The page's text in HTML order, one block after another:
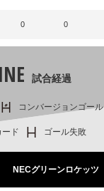
0 0
試合経過
コンバージョンゴール
ード ゴール失敗
NECグリーンロケッツ